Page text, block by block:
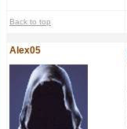
Back to top
Alex05